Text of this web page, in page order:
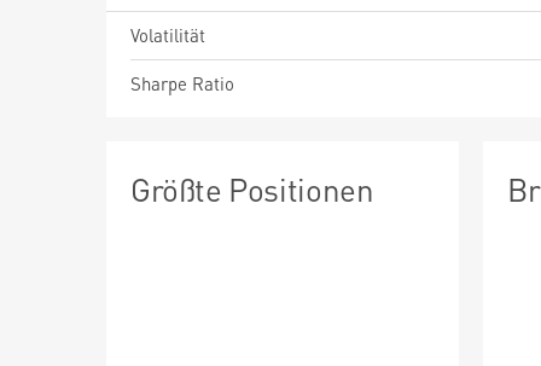
Volatilität
Sharpe Ratio
Größte Positionen